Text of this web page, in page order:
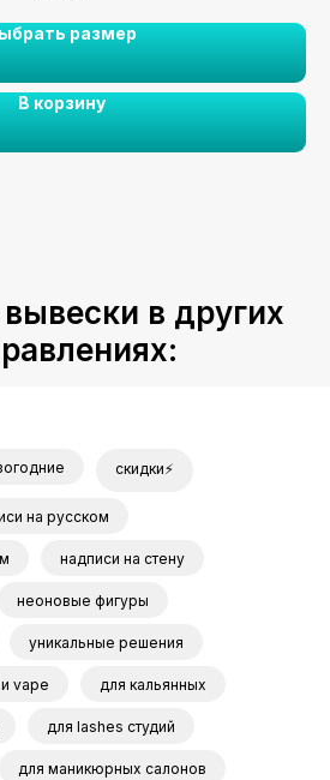
размер
В корзину
в других
скидки⚡
на русском
надписи на стену
неоновые фигуры
уникальные решения
vape для кальянных
для lashes студий
для маникюрных салонов